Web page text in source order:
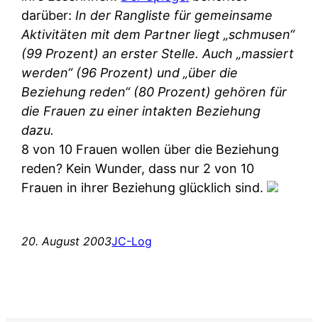
darüber: In der Rangliste für gemeinsame
Aktivitäten mit dem Partner liegt „schmusen“
(99 Prozent) an erster Stelle. Auch „massiert
werden“ (96 Prozent) und „über die
Beziehung reden“ (80 Prozent) gehören für
die Frauen zu einer intakten Beziehung
dazu.
8 von 10 Frauen wollen über die Beziehung
reden? Kein Wunder, dass nur 2 von 10
Frauen in ihrer Beziehung glücklich sind.
20. August 2003JC-Log